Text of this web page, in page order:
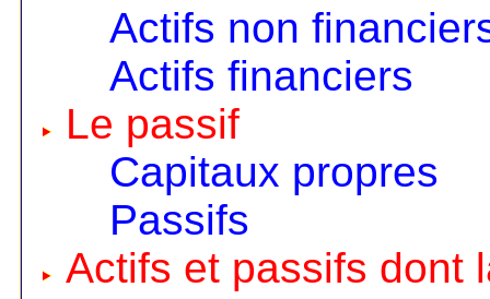
Actifs non
Actifs financiers
Le passif
Capitaux propres
Passifs
Actifs et passifs dont